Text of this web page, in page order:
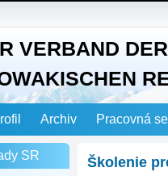
VERBAND
Archiv Pracovná
SR Školenie